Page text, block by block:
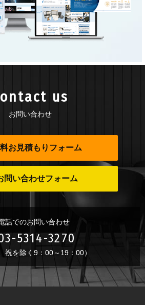
us
お問い合わせ
お見積もりフォーム
問い合わせフォーム
話でのお問い合わせ
5314-3270
祝を除く9：00～19：00）